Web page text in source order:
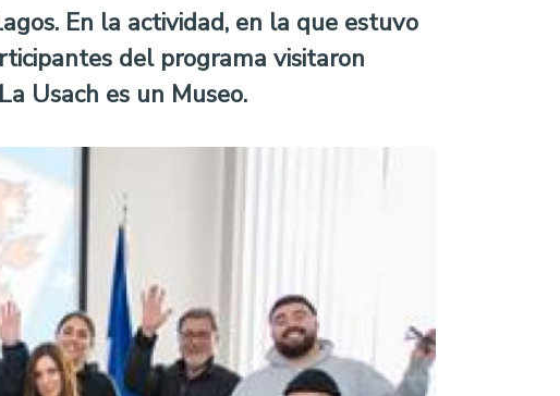
En la actividad, en la que estuvo
del programa visitaron
Usach es un Museo.